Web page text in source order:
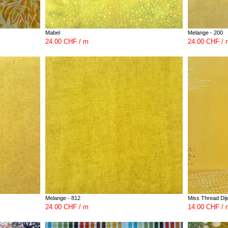
Mabel
24.00 CHF / m
Melange - 200
24.00 CHF /
Melange - 812
24.00 CHF / m
Miss Thread
14.00 CHF /